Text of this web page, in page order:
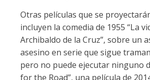
Otras películas que se
incluyen la comedia de 1955 “La
Archibaldo de la Cruz”, sobre un
asesino en serie que sigue
pero no puede ejecutar ninguno
for the Road”, una película de